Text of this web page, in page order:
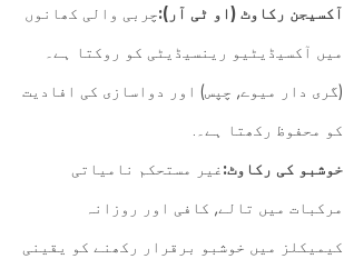
آکسیجن رکاوٹ (او ٹی آر):چربی والی کھانوں
میں آکسیڈیٹیو رینسیڈیٹی کو روکتا ہے۔
(گری دار میوے, چپس) اور دواسازی کی افادیت
کو محفوظ رکھتا ہے۔.
خوشبو کی رکاوٹ:غیر مستحکم نامیاتی
مرکبات میں تالے, کافی اور روزانہ
کیمیکلز میں خوشبو برقرار رکھنے کو یقینی